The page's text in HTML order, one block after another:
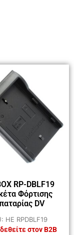
RP-DBLF19
Φόρτισης
DV
HE RPDBLF19
στον B2B